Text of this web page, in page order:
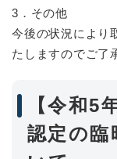
3．その他
今後の状況により
たしますのでご了
【令和5
認定の臨